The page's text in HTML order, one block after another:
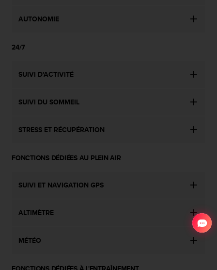
AUTONOMIE
24/7
SUIVI D'ACTIVITÉ
SUIVI DU SOMMEIL
STRESS ET RÉCUPÉRATION
FONCTIONS DÉDIÉES AU PLEIN AIR
SUIVI ET NAVIGATION GPS
ALTIMÈTRE
MÉTÉO